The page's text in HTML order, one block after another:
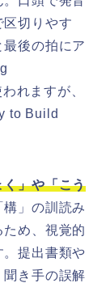
切りやす
後の拍にア
れますが、
to Build
く」や「こう
構」の訓読み
め、視覚的
提出書類や
き手の誤解